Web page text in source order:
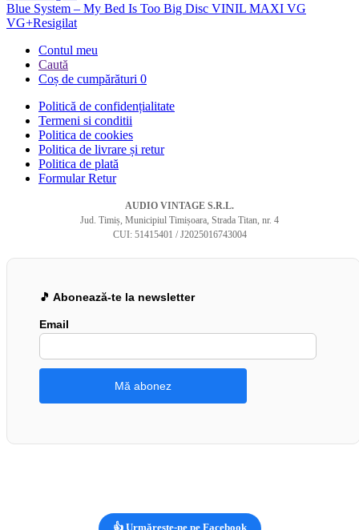
Blue System – My Bed Is Too Big Disc VINIL MAXI VG
VG+Resigilat
Contul meu
Caută
Coș de cumpărături 0
Politică de confidențialitate
Termeni si conditii
Politica de cookies
Politica de livrare și retur
Politica de plată
Formular Retur
AUDIO VINTAGE S.R.L.
Jud. Timiș, Municipiul Timișoara, Strada Titan, nr. 4
CUI: 51415401 / J2025016743004
🎵 Abonează-te la newsletter
Email
👍 Urmărește-ne pe Facebook